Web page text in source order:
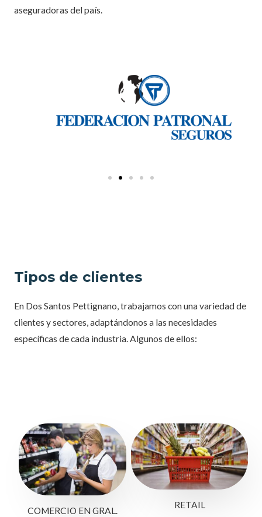
aseguradoras del país.
Tipos de clientes
En Dos Santos Pettignano, trabajamos con una variedad de
clientes y sectores, adaptándonos a las necesidades
específicas de cada industria. Algunos de ellos:
COMERCIO EN GRAL.
RETAIL